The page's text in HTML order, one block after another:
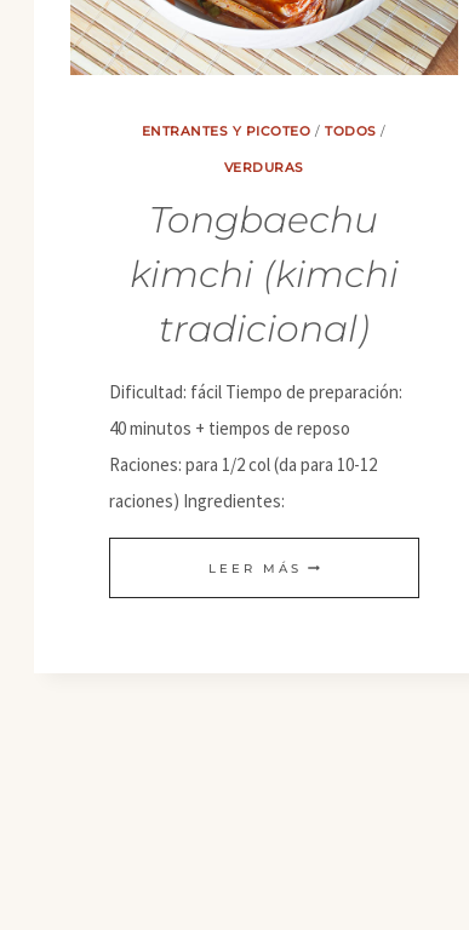
ENTRANTES Y PICOTEO /TODOS /
VERDURAS
Tongbaechu
kimchi (kimchi
tradicional)
Dificultad: fácil Tiempo de preparación:
40 minutos + tiempos de reposo
Raciones: para 1/2 col (da para 10-12
raciones) Ingredientes:
LEER MÁS TONGBAECHU
KIMCHI